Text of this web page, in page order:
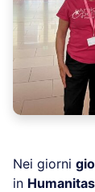
Nei giorni
in